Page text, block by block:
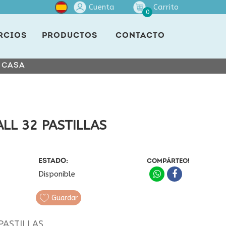
Cuenta
0
Carrito
PRODUCTOS CONTACTO
32 PASTILLAS
ESTADO:
Disponible
COMPÁRTEO!
Guardar